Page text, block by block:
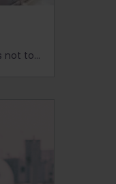
Use our checklist of things not to forget when packing for your Eurail trip.